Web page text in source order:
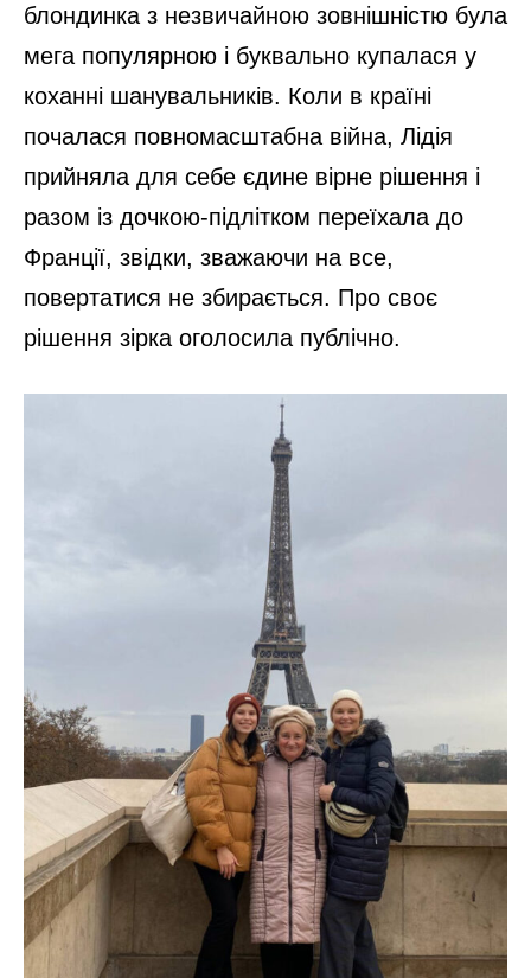
блондинка з незвичайною зовнішністю була
мега популярною і буквально купалася у
коханні шанувальників. Коли в країні
почалася повномасштабна війна, Лідія
прийняла для себе єдине вірне рішення і
разом із дочкою-підлітком переїхала до
Франції, звідки, зважаючи на все,
повертатися не збирається. Про своє
рішення зірка оголосила публічно.